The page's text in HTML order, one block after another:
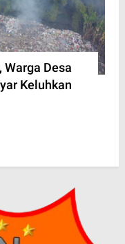
Desa
Keluhkan